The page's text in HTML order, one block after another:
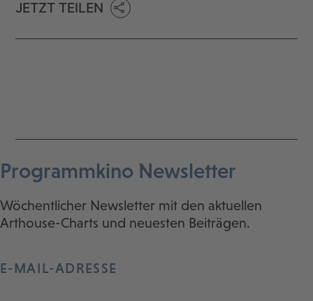
JETZT TEILEN
Programmkino Newsletter
Wöchentlicher Newsletter mit den aktuellen
Arthouse-Charts und neuesten Beiträgen.
E-MAIL-ADRESSE